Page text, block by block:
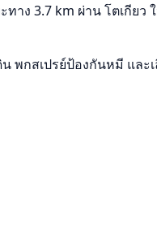
าง 3.7 km ผ่าน โตเกีย
พกสเปรย์ป้องกันหมี และ